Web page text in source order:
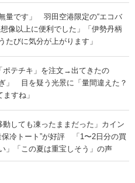
量です」 羽田空港限定の“エコバ
像以上に便利でした」「伊勢丹柄
たびに気分が上がります」
ポテチキ」を注文→出てきたの
」 目を疑う光景に「量間違えた？
すね」
動しても凍ったままだった」カイン
保冷トート”が好評 「1〜2日分の買
」「この夏は重宝しそう」の声